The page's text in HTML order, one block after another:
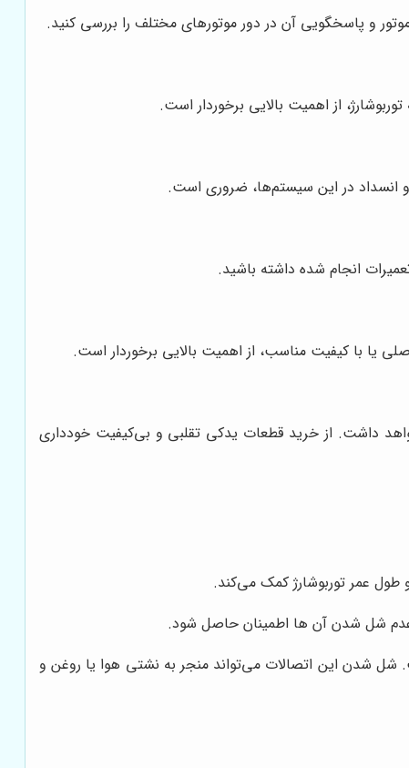
و پاسخگویی آن در دور موتورهای مختلف را بررسی کنید.
از اهمیت بالایی برخوردار است.
و انسداد در این سیستم‌ها، ضروری است.
انجام شده داشته باشید.
یا با کیفیت مناسب، از اهمیت بالایی برخوردار است.
داشت. از خرید قطعات یدکی تقلبی و بی‌کیفیت خودداری
طول عمر توربوشارژ کمک می‌کند.
شل شدن این اتصالات می‌تواند منجر به نشتی هوا یا روغن و